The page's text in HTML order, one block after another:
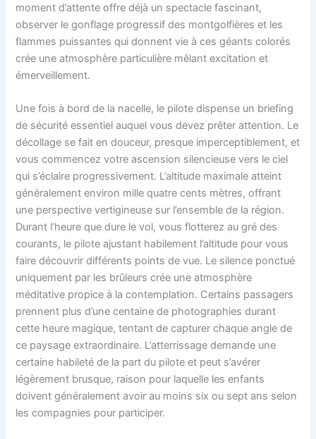
moment d’attente offre déjà un spectacle fascinant,
observer le gonflage progressif des montgolfières et les
flammes puissantes qui donnent vie à ces géants colorés
crée une atmosphère particulière mêlant excitation et
émerveillement.
Une fois à bord de la nacelle, le pilote dispense un briefing
de sécurité essentiel auquel vous devez prêter attention. Le
décollage se fait en douceur, presque imperceptiblement, et
vous commencez votre ascension silencieuse vers le ciel
qui s’éclaire progressivement. L’altitude maximale atteint
généralement environ mille quatre cents mètres, offrant
une perspective vertigineuse sur l’ensemble de la région.
Durant l’heure que dure le vol, vous flotterez au gré des
courants, le pilote ajustant habilement l’altitude pour vous
faire découvrir différents points de vue. Le silence ponctué
uniquement par les brûleurs crée une atmosphère
méditative propice à la contemplation. Certains passagers
prennent plus d’une centaine de photographies durant
cette heure magique, tentant de capturer chaque angle de
ce paysage extraordinaire. L’atterrissage demande une
certaine habileté de la part du pilote et peut s’avérer
légèrement brusque, raison pour laquelle les enfants
doivent généralement avoir au moins six ou sept ans selon
les compagnies pour participer.